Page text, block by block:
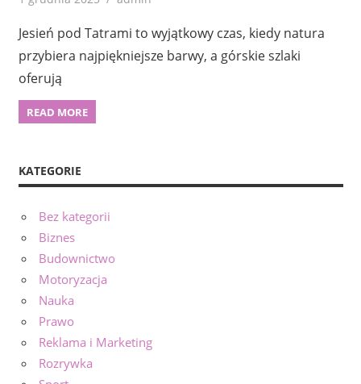
Jesień pod Tatrami to wyjątkowy czas, kiedy natura
przybiera najpiękniejsze barwy, a górskie szlaki
oferują
READ MORE
KATEGORIE
Bez kategorii
Biznes
Budownictwo
Motoryzacja
Nauka
Prawo
Reklama i Marketing
Rozrywka